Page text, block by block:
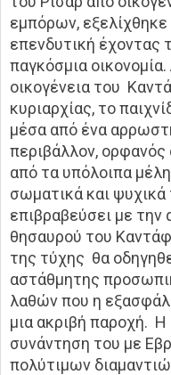
εμπόρων, εξελίχθηκε
επενδυτική έχοντας
παγκόσμια
οικογένεια του
κυριαρχίας, το
μέσα από ένα
περιβάλλον,
από τα υπόλοιπα
σωματικά και ψυχικά
επιβραβεύσει με
θησαυρού του
της τύχης θα
αστάθμητης
λαθών που η
μια ακριβή παροχή.
συνάντηση του με
πολύτιμων